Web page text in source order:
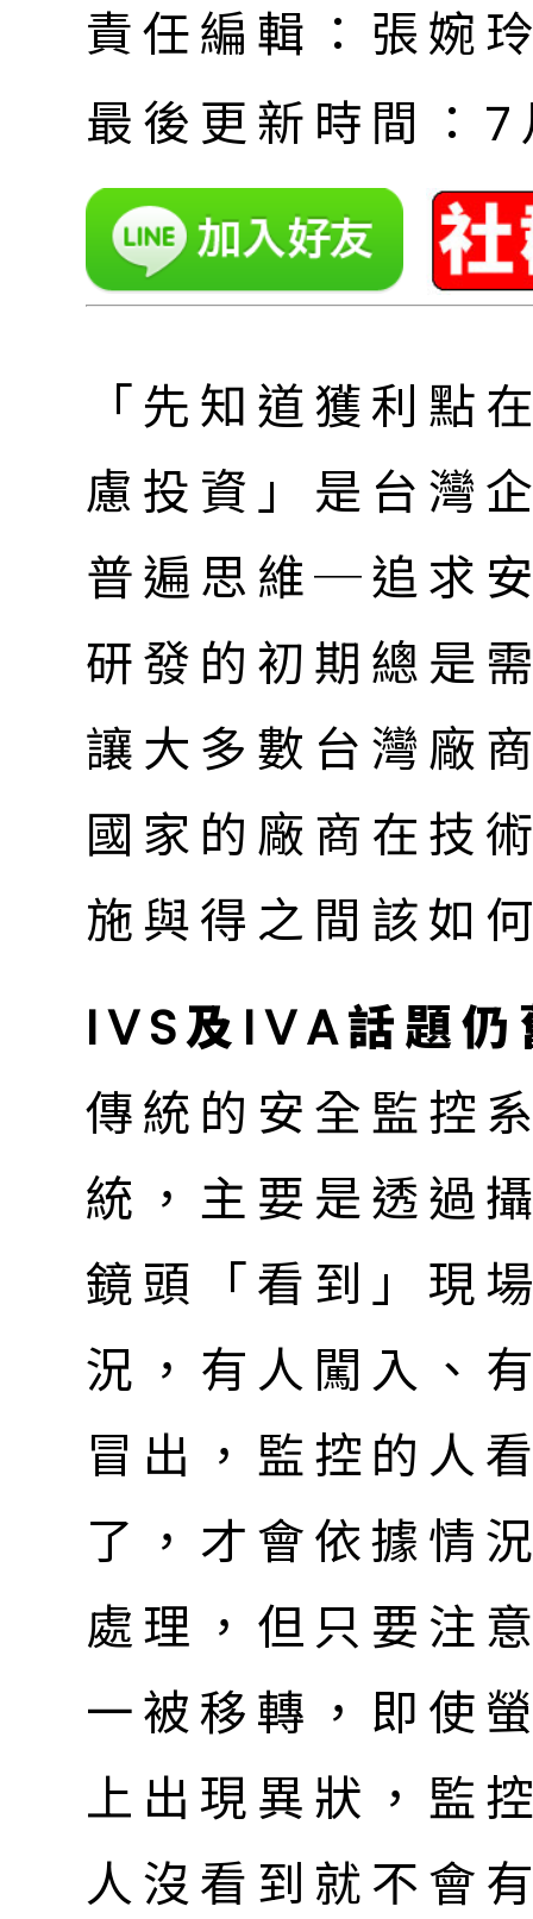
責任編輯：張婉
最後更新時間
「先知道獲利點
慮投資」是台灣
普遍思維─追求
研發的初期總是
讓大多數台灣廠
國家的廠商在技
施與得之間該如
IVS及IVA話題仍
傳統的安全監控
統，主要是透過
鏡頭「看到」現
況，有人闖入、
冒出，監控的人
了，才會依據情
處理，但只要注
一被移轉，即使
上出現異狀，監
人沒看到就不會